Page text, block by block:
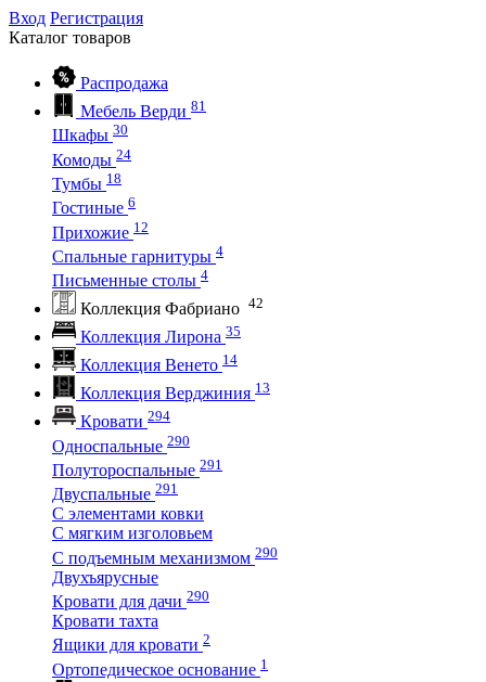
Вход Регистрация
Каталог товаров
Распродажа
Мебель Верди 81
Шкафы 30
Комоды 24
Тумбы 18
Гостиные 6
Прихожие 12
Спальные гарнитуры 4
Письменные столы 4
Коллекция Фабриано 42
Коллекция Лирона 35
Коллекция Венето 14
Коллекция Верджиния 13
Кровати 294
Односпальные 290
Полутороспальные 291
Двуспальные 291
С элементами ковки
С мягким изголовьем
С подъемным механизмом 290
Двухъярусные
Кровати для дачи 290
Кровати тахта
Ящики для кровати 2
Ортопедическое основание 1